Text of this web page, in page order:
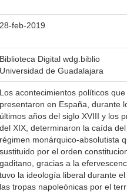
28-feb-2019
Biblioteca Digital wdg.biblio
Universidad de Guadalajara
Los acontecimientos políticos que
presentaron en España, durante
últimos años del siglo XVIII y los
del XIX, determinaron la caída del
régimen monárquico-absolutista
sustituido por el orden
gaditano, gracias a la
tuvo la ideología liberal durante
las tropas napoleónicas por el